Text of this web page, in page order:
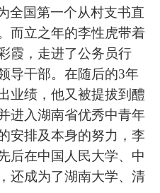
全国第一个从村支书直
而立之年的李性虎带着
霞，走进了公务员行
导干部。在随后的3年
业绩，他又被提拔到醴
进入湖南省优秀中青年
安排及本身的努力，李
后在中国人民大学、中
还成为了湖南大学、清